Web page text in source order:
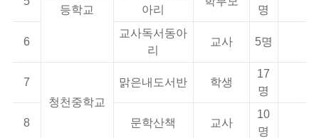
등학교
아리
명
6
교사독서동아
리
교사 5명
7
청천중학교
맑은내도서반 학생
17
명
8 문학산책 교사
10
명